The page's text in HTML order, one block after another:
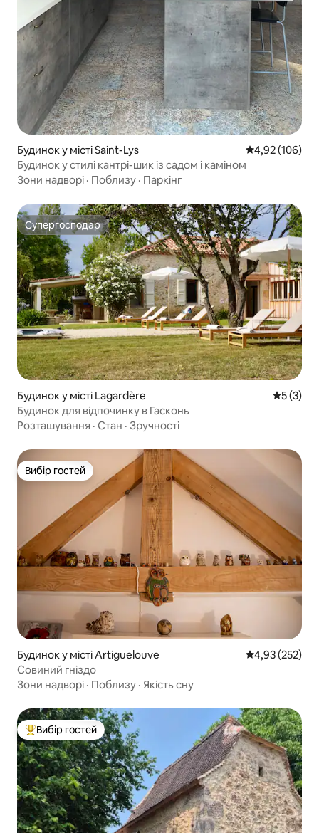
Будинок у місті Saint-Lys Середня
4,92 (106)
Будинок у стилі кантрі-шик із садом і каміном
Зони надворі · Поблизу · Паркінг
Супергосподар
Супергосподар
Будинок у місті Lagardère Середня
5 (3)
Будинок для відпочинку в Гасконь
Розташування · Стан · Зручності
Вибір гостей
Вибір гостей
Будинок у місті Artiguelouve Середня
4,93 (252)
Совиний гніздо
Зони надворі · Поблизу · Якість сну
Топ вибір гостей
Вибір гостей